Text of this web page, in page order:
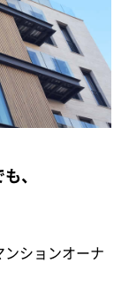
、
ションオーナ